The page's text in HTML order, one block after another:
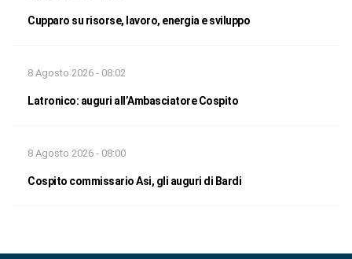
Cupparo su risorse, lavoro, energia e sviluppo
8 Agosto 2026 - 08:02
Latronico: auguri all’Ambasciatore Cospito
8 Agosto 2026 - 08:00
Cospito commissario Asi, gli auguri di Bardi